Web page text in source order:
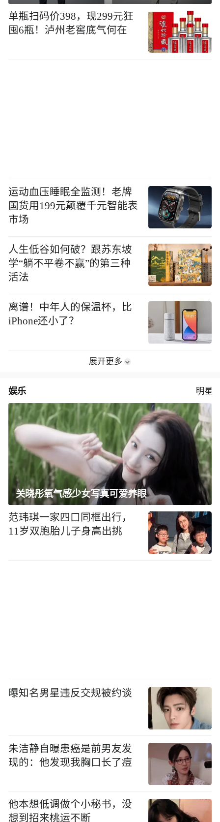
单瓶扫码价398，现299元狂
囤6瓶！泸州老窖底气何在
运动血压睡眠全监测！老牌
国货用199元颠覆千元智能表
市场
人生低谷如何破？跟苏东坡
学“躺不平卷不赢”的第三种
活法
离谱！中年人的保温杯，比
iPhone还小了？
展开更多
娱乐 明星
关晓彤氧气感少女写真可爱养眼
范玮琪一家四口同框出行，
11岁双胞胎儿子身高出挑
曝知名男星违反交规被约谈
朱洁静自曝患癌是前男友发
现的：他发现我胸口长了痘
他本想低调做个小秘书，没
想到招来桃运不断